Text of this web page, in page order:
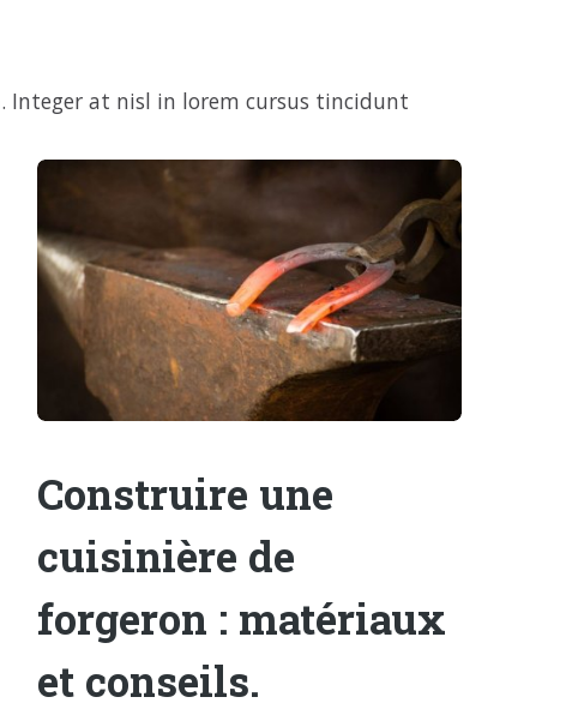
at nisl in lorem cursus tincidunt
Construire une
cuisinière de
forgeron : matériaux
et conseils.